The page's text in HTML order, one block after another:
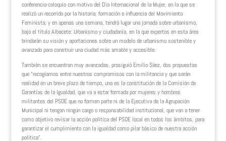
conferencia-coloquio con motivo del Día Internacional de la Mujer, en la que se
realizó un recorrido por la historia, formación e influencia del Movimiento
Feminista; y en apenas una semana, tendrá lugar una jornada sobre urbanismo,
bajo el título Albacete: Urbanismo y ciudadanía, en la que expertos en esta área
brindarán su visión y aportaciones sobre un modelo de urbanismo sostenible y
avanzado para construir una ciudad más amable y accesible.
También se encuentran muy avanzadas, prosiguió Emilio Sáez, dos propuestas
que “recogíamos entre nuestros compromisos con la militancia y que serán
realidad en un breve plazo de tiempo, una es la constitución de la Comisión de
Garantías de la Igualdad, que va a estar formada por mujeres y hombres
militantes del PSOE que no formen parte ni de la Ejecutiva de la Agrupación
Municipal ni tengan ningún cargo o responsabilidad institucional, que van a tener
como objetivo revisar la acción política del PSOE local en todos los ámbitos, para
garantizar el cumplimiento con la igualdad como pilar básico de nuestra acción
política”.